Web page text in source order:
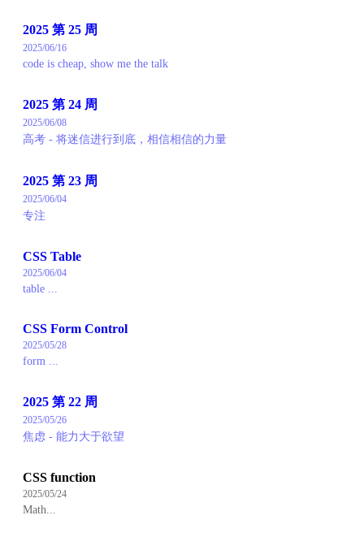
2025 第 25 周
2025/06/16
code is cheap, show me the talk
2025 第 24 周
2025/06/08
高考 - 将迷信进行到底，相信相信的力量
2025 第 23 周
2025/06/04
专注
CSS Table
2025/06/04
table ...
CSS Form Control
2025/05/28
form ...
2025 第 22 周
2025/05/26
焦虑 - 能力大于欲望
CSS function
2025/05/24
Math...